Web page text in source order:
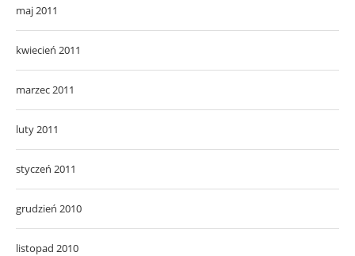
maj 2011
kwiecień 2011
marzec 2011
luty 2011
styczeń 2011
grudzień 2010
listopad 2010